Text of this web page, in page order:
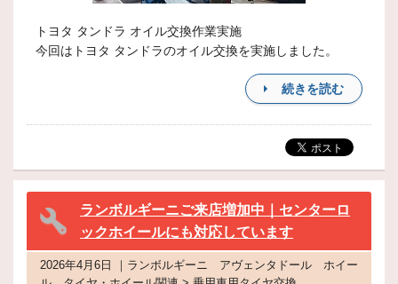
トヨタ タンドラ オイル交換作業実施
今回はトヨタ タンドラのオイル交換を実施しました。
続きを読む
ランボルギーニご来店増加中｜センターロ
ックホイールにも対応しています
2026年4月6日 ｜ランボルギーニ アヴェンタドール ホイー